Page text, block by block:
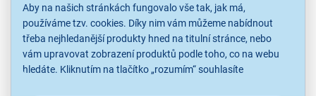
Aby na našich stránkách fungovalo vše tak, jak má,
používáme tzv. cookies. Díky nim vám můžeme nabídnout
třeba nejhledanější produkty hned na titulní stránce, nebo
vám upravovat zobrazení produktů podle toho, co na webu
hledáte. Kliknutím na tlačítko „rozumím“ souhlasíte